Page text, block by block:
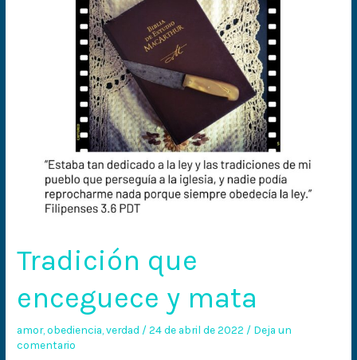
Tradición que
enceguece y mata
amor,obediencia ,verdad /24 de abril de 2022 / Deja un
comentario